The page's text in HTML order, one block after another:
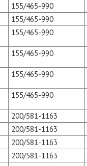
155/465-990
155/465-990
155/465-990
155/465-990
155/465-990
155/465-990
200/581-1163
200/581-1163
200/581-1163
200/581-1163